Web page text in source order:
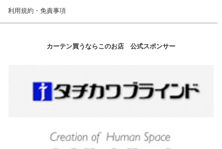
利用規約・免責事項
カーテン買うならこのお店 公式スポンサー